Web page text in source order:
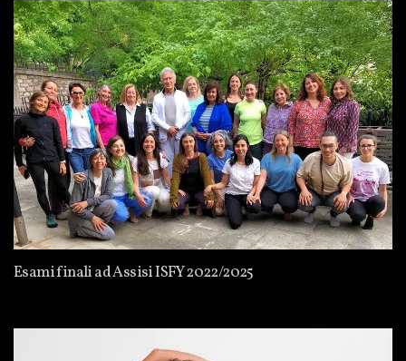
Esami finali ad Assisi ISFY 2022/2025